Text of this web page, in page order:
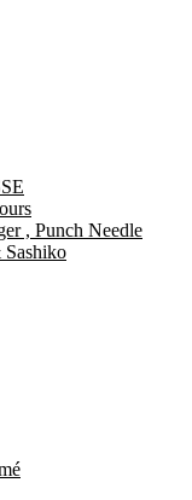
, Punch Needle